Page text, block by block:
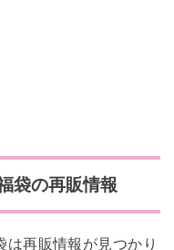
袋の再販情報
再販情報が見つかり